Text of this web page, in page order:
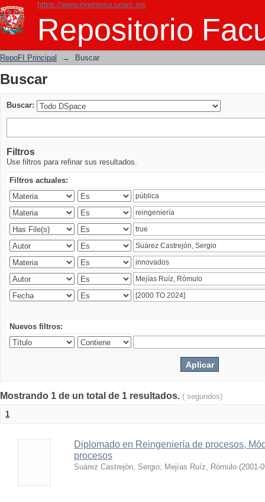
https://www.ingenieria.unam.mx
Repositorio
Buscar
RepoFI Principal → Buscar
Buscar
Buscar:
Filtros
Use filtros para refinar sus resultados.
Filtros actuales:
Nuevos filtros:
Mostrando 1 de un total de 1 resultados. ( segundos)
1
Diplomado en Reingeniería de procesos,
procesos
Suárez Castrejón, Sergio; Mejías Ruíz, Rómulo (2001-